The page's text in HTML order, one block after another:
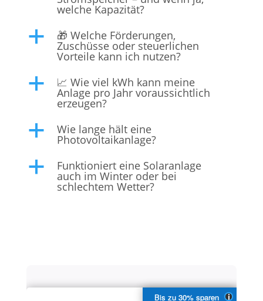
welche Kapazität?
a 🎁 Welche Förderungen,
Zuschüsse oder steuerlichen
Vorteile kann ich nutzen?
a 📈 Wie viel kWh kann meine
Anlage pro Jahr voraussichtlich
erzeugen?
a Wie lange hält eine
Photovoltaikanlage?
a Funktioniert eine Solaranlage
auch im Winter oder bei
schlechtem Wetter?